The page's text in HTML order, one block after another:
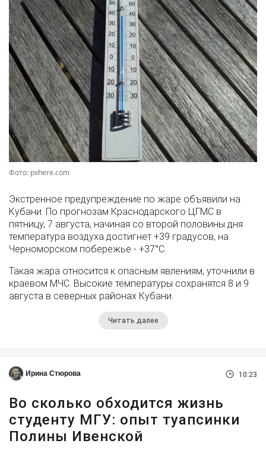
Фото: pxhere.com
Экстренное предупреждение по жаре объявили на
Кубани. По прогнозам Краснодарского ЦГМС в
пятницу, 7 августа, начиная со второй половины дня
температура воздуха достигнет +39 градусов, на
Черноморском побережье - +37°­С.
Такая жара относится к опасным явлениям, уточнили в
краевом МЧС. Высокие температуры сохранятся 8 и 9
августа в северных районах Кубани.
Читать далее
Ирина Стюрова 10:23
Во сколько обходится жизнь
студенту МГУ: опыт туапсинки
Полины Ивенской